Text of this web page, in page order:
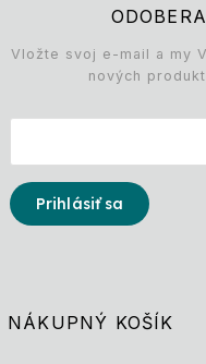
Vložte svoj e-mail a my
nových
Prihlásiť sa
NÁKUPNÝ KOŠÍK